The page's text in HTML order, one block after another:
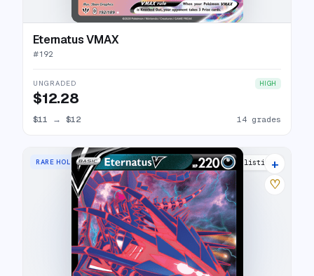
Eternatus VMAX
#192
UNGRADED HIGH
$12.28
$11 → $12 14 grades
RARE HOLO V 13 listings
+
♡